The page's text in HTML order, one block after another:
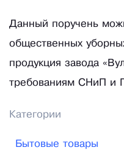
Данный поручень
общественных
продукция завода
требованиям СНиП и
Категории
Бытовые товары